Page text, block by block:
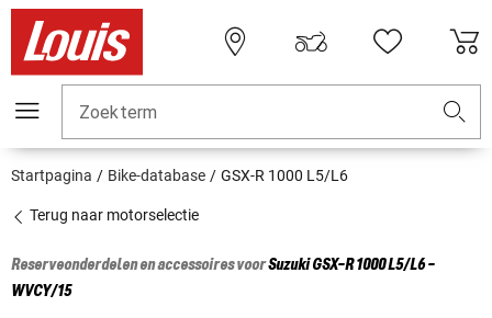
Zoekterm
Startpagina Bike-database GSX-R 1000 L5/L6
Terug naar motorselectie
Reserveonderdelen en accessoires voorSuzukiGSX-R 1000 L5/L6 -
WVCY/15